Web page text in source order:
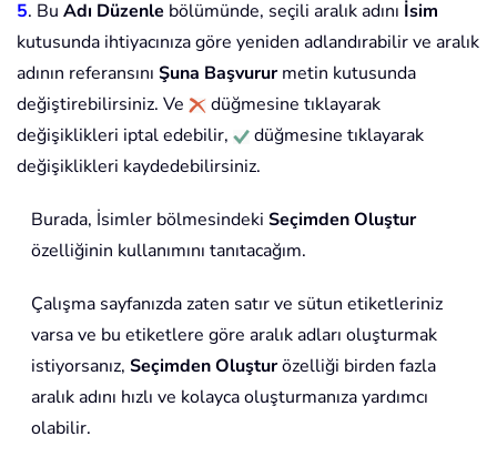
5. Bu Adı Düzenle bölümünde, seçili aralık adını İsim
kutusunda ihtiyacınıza göre yeniden adlandırabilir ve aralık
adının referansını Şuna Başvururmetin kutusunda
değiştirebilirsiniz. Ve
düğmesine tıklayarak
değişiklikleri iptal edebilir,
düğmesine tıklayarak
değişiklikleri kaydedebilirsiniz.
Burada, İsimler bölmesindeki Seçimden Oluştur
özelliğinin kullanımını tanıtacağım.
Çalışma sayfanızda zaten satır ve sütun etiketleriniz
varsa ve bu etiketlere göre aralık adları oluşturmak
istiyorsanız, Seçimden Oluşturözelliği birden fazla
aralık adını hızlı ve kolayca oluşturmanıza yardımcı
olabilir.